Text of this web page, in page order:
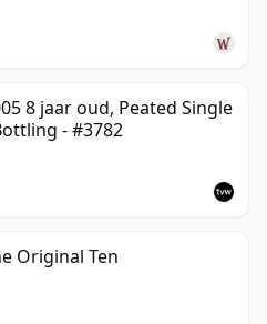
8 jaar oud, Peated Single
- #3782
Original Ten